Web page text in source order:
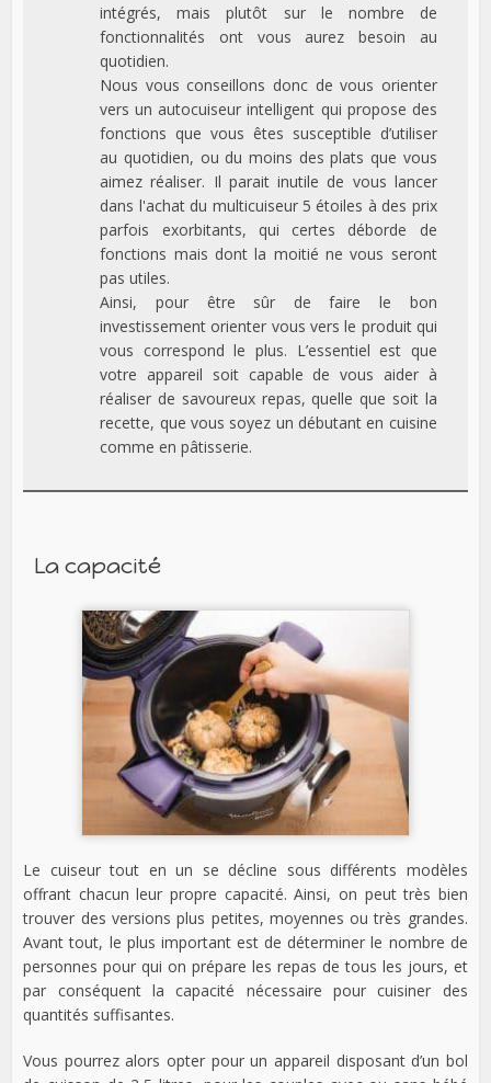
intégrés, mais plutôt sur le nombre de
fonctionnalités ont vous aurez besoin au
quotidien.
Nous vous conseillons donc de vous orienter
vers un autocuiseur intelligent qui propose des
fonctions que vous êtes susceptible d’utiliser
au quotidien, ou du moins des plats que vous
aimez réaliser. Il parait inutile de vous lancer
dans l'achat du multicuiseur 5 étoiles à des prix
parfois exorbitants, qui certes déborde de
fonctions mais dont la moitié ne vous seront
pas utiles.
Ainsi, pour être sûr de faire le bon
investissement orienter vous vers le produit qui
vous correspond le plus. L’essentiel est que
votre appareil soit capable de vous aider à
réaliser de savoureux repas, quelle que soit la
recette, que vous soyez un débutant en cuisine
comme en pâtisserie.
La capacité
Le cuiseur tout en un se décline sous différents modèles
offrant chacun leur propre capacité. Ainsi, on peut très bien
trouver des versions plus petites, moyennes ou très grandes.
Avant tout, le plus important est de déterminer le nombre de
personnes pour qui on prépare les repas de tous les jours, et
par conséquent la capacité nécessaire pour cuisiner des
quantités suffisantes.
Vous pourrez alors opter pour un appareil disposant d’un bol